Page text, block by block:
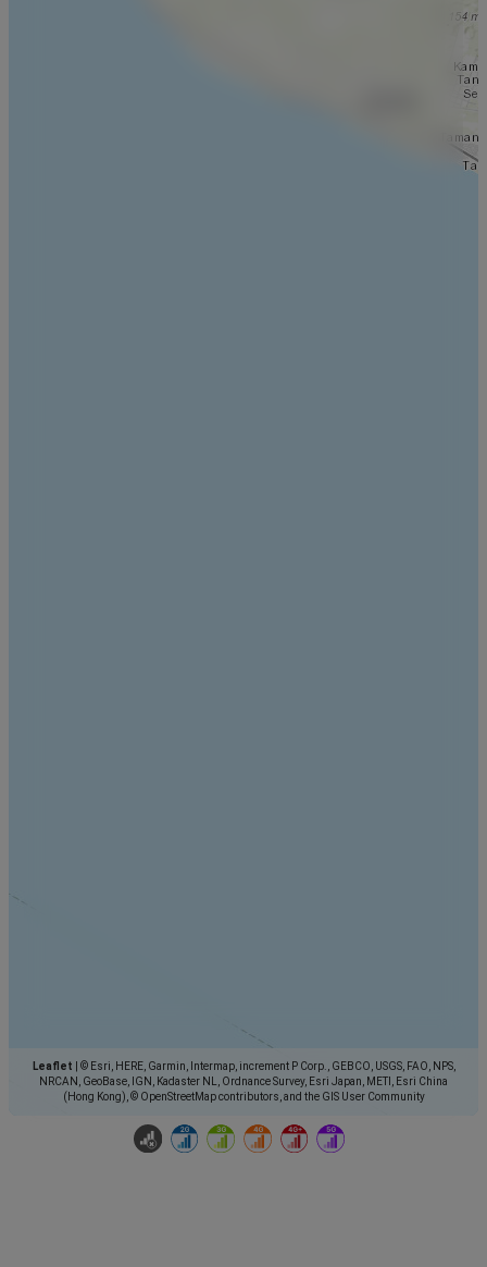
Leaflet
© Esri, HERE, Garmin, Intermap, increment P Corp., GEBCO, USGS, FAO, NPS,
NRCAN, GeoBase, IGN, Kadaster NL, Ordnance Survey, Esri Japan, METI, Esri China
(Hong Kong), © OpenStreetMap contributors, and the GIS User Community